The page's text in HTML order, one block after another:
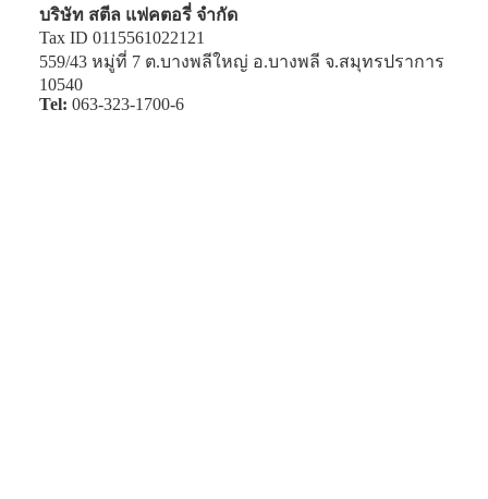
บริษัท สตีล แฟคตอรี่ จำกัด
Tax ID 0115561022121
559/43 หมู่ที่ 7 ต.บางพลีใหญ่ อ.บางพลี จ.สมุทรปราการ
10540
Tel: 063-323-1700-6